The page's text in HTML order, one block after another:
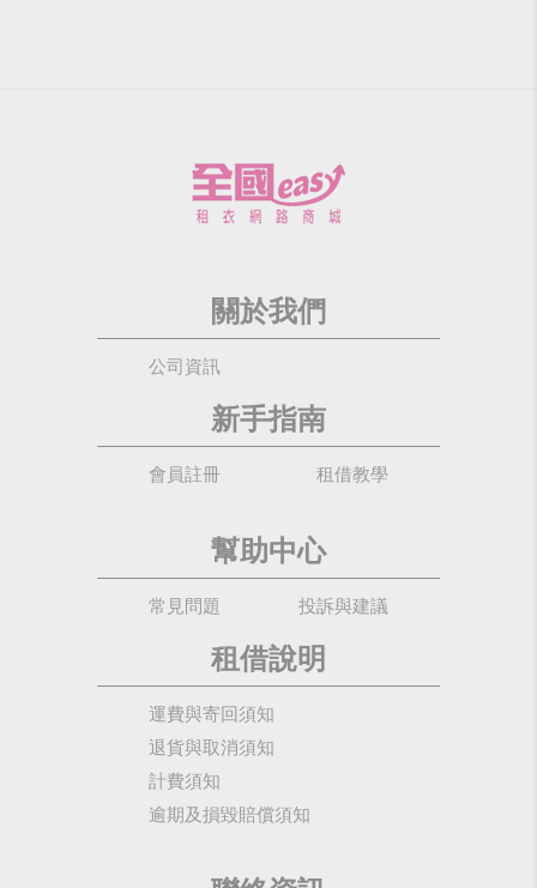
關於我們
公司資訊
新手指南
會員註冊 租借教學
幫助中心
常見問題 投訴與建議
租借說明
運費與寄回須知
退貨與取消須知
計費須知
逾期及損毀賠償須知